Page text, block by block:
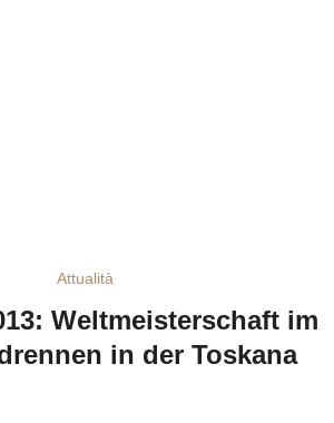
Attualità
Weltmeisterschaft im
in der Toskana